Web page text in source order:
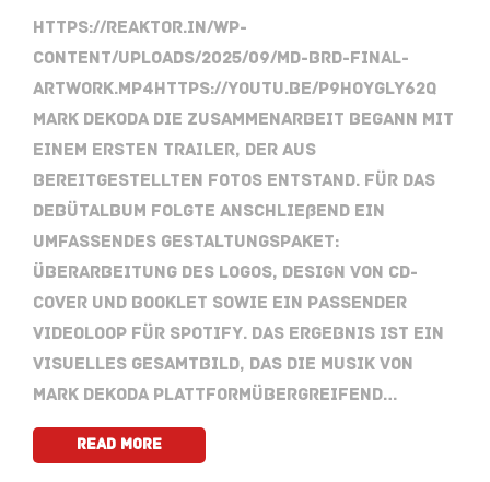
https://reaktor.in/wp-
content/uploads/2025/09/MD-BRD-final-
artwork.mp4https://youtu.be/P9HoYGLY62Q
Mark Dekoda Die Zusammenarbeit begann mit
einem ersten Trailer, der aus
bereitgestellten Fotos entstand. Für das
Debütalbum folgte anschließend ein
umfassendes Gestaltungspaket:
Überarbeitung des Logos, Design von CD-
Cover und Booklet sowie ein passender
Videoloop für Spotify. Das Ergebnis ist ein
visuelles Gesamtbild, das die Musik von
Mark Dekoda plattformübergreifend…
Read More